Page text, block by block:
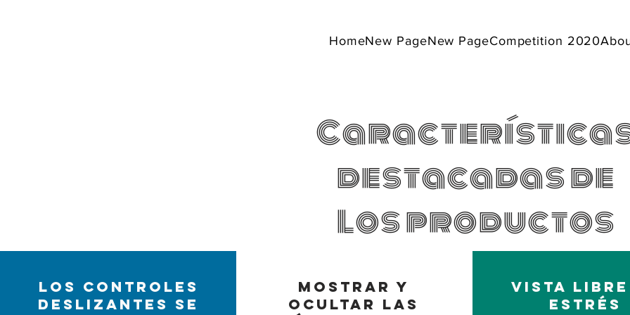
HomeNew PageNew PageCompetition 2020
destacadas de
Los productos
Los controles
deslizantes se
Mostrar y
ocultar las
Vista libre
estrés